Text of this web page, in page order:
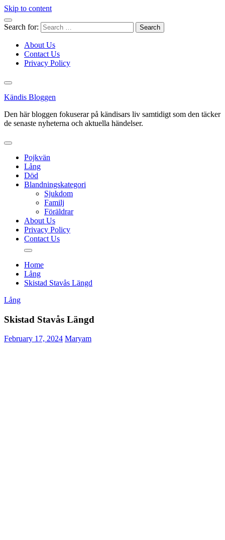
Skip to content
Search for:
About Us
Contact Us
Privacy Policy
Kändis Bloggen
Den här bloggen fokuserar på kändisars liv samtidigt som den täcker
de senaste nyheterna och aktuella händelser.
Pojkvän
Lång
Död
Blandningskategori
Sjukdom
Familj
Föräldrar
About Us
Privacy Policy
Contact Us
Home
Lång
Skistad Stavås Längd
Lång
Skistad Stavås Längd
February 17, 2024 Maryam